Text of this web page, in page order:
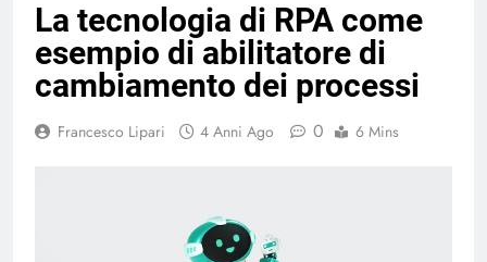
La tecnologia di RPA come
esempio di abilitatore di
cambiamento dei processi
Francesco Lipari 4 Anni Ago 0 6 Mins